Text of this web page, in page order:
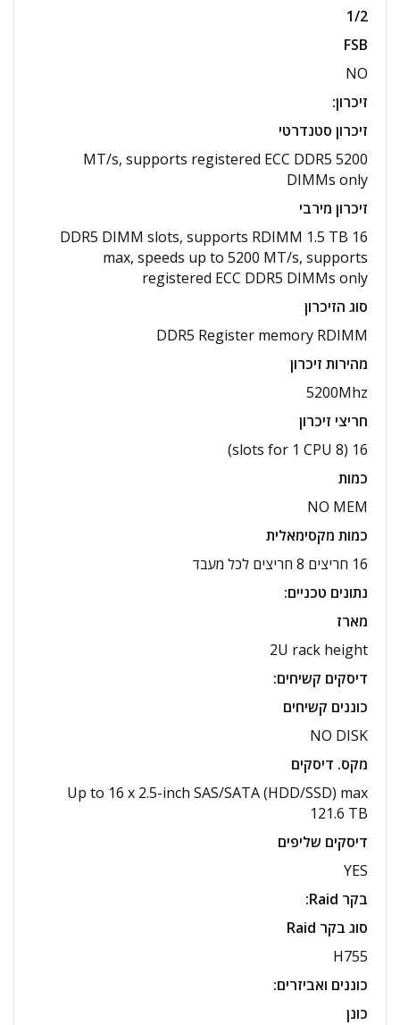
1/2
FSB
NO
זיכרון:
זיכרון סטנדרטי
5200 MT/s, supports registered ECC DDR5
DIMMs only
זיכרון מירבי
16 DDR5 DIMM slots, supports RDIMM 1.5 TB
max, speeds up to 5200 MT/s, supports
registered ECC DDR5 DIMMs only
סוג הזיכרון
DDR5 Register memory RDIMM
מהירות זיכרון
5200Mhz
חריצי זיכרון
16 (8 slots for 1 CPU)
כמות
NO MEM
כמות מקסימאלית
16 חריצים 8 חריצים לכל מעבד
נתונים טכניים:
מארז
2U rack height
דיסקים קשיחים:
כוננים קשיחים
NO DISK
מקס. דיסקים
Up to 16 x 2.5-inch SAS/SATA (HDD/SSD) max
121.6 TB
דיסקים שליפים
YES
בקר
סוג בקר
H755
כוננים ואביזרים:
כונן